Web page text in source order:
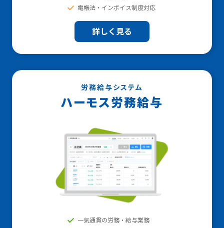
電帳法・インボイス制度対応
詳しく見る
労務給与システム
ハーモス労務給与
一気通貫の労務・給与業務